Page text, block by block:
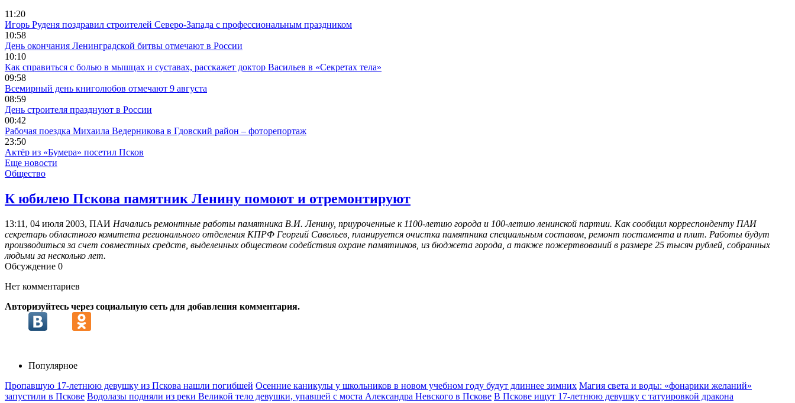
11:20
Игорь Руденя поздравил строителей Северо-Запада с профессиональным праздником
10:58
День окончания Ленинградской битвы отмечают в России
10:10
Как справиться с болью в мышцах и суставах, расскажет доктор Васильев в «Секретах тела»
09:58
Всемирный день книголюбов отмечают 9 августа
08:59
День строителя празднуют в России
00:42
Рабочая поездка Михаила Ведерникова в Гдовский район – фоторепортаж
23:50
Актёр из «Бумера» посетил Псков
Еще новости
Общество
К юбилею Пскова памятник Ленину помоют и отремонтируют
13:11, 04 июля 2003, ПАИ Начались ремонтные работы памятника В.И. Ленину, приуроченные к 1100-летию города и 100-летию ленинской партии. Как сообщил корреспонденту ПАИ
секретарь областного комитета регионального отделения КПРФ Георгий Савельев, планируется очистка памятника специальным составом, ремонт постамента и плит. Работы будут
производиться за счет совместных средств, выделенных обществом содействия охране памятников, из бюджета города, а также пожертвований в размере 25 тысяч рублей, собранных
людьми за несколько лет.
Обсуждение 0
Нет комментариев
Авторизуйтесь через социальную сеть для добавления комментария.
Популярное
Пропавшую 17-летнюю девушку из Пскова нашли погибшей Осенние каникулы у школьников в новом учебном году будут длиннее зимних Магия света и воды: «фонарики желаний»
запустили в Пскове Водолазы подняли из реки Великой тело девушки, упавшей с моста Александра Невского в Пскове В Пскове ищут 17‑летнюю девушку с татуировкой дракона